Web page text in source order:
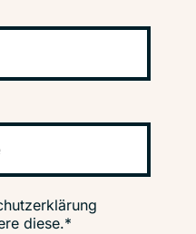
diese.*